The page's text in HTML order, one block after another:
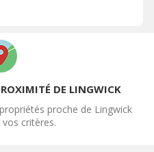
DE LINGWICK
proche de Lingwick
critères.